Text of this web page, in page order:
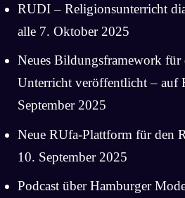
RUDI – Religionsunterricht
alle 7. Oktober 2025
Neues Bildungsframework für
Unterricht veröffentlicht – auf
September 2025
Neue RUfa-Plattform für den
10. September 2025
Podcast über Hamburger